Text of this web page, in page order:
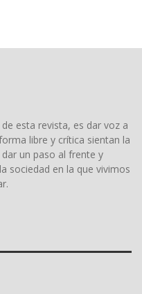
esta revista, es dar voz a
libre y crítica sientan la
un paso al frente y
sociedad en la que vivimos